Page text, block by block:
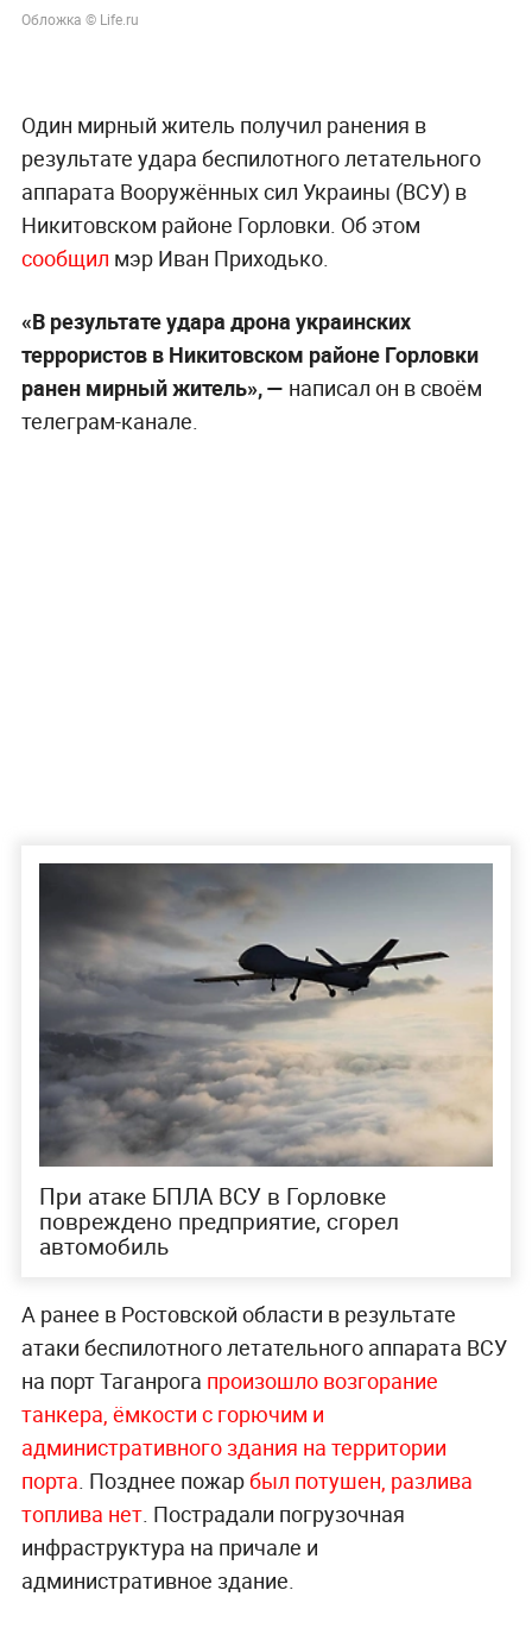
Обложка © Life.ru
Один мирный житель получил ранения в
результате удара беспилотного летательного
аппарата Вооружённых сил Украины (ВСУ) в
Никитовском районе Горловки. Об этом
сообщил мэр Иван Приходько.
«В результате удара дрона украинских
террористов в Никитовском районе Горловки
ранен мирный житель», — написал он в своём
телеграм-канале.
При атаке БПЛА ВСУ в Горловке
повреждено предприятие, сгорел
автомобиль
А ранее в Ростовской области в результате
атаки беспилотного летательного аппарата ВСУ
на порт Таганрога произошло возгорание
танкера, ёмкости с горючим и
административного здания на территории
порта. Позднее пожарбыл потушен, разлива
топлива нет. Пострадали погрузочная
инфраструктура на причале и
административное здание.